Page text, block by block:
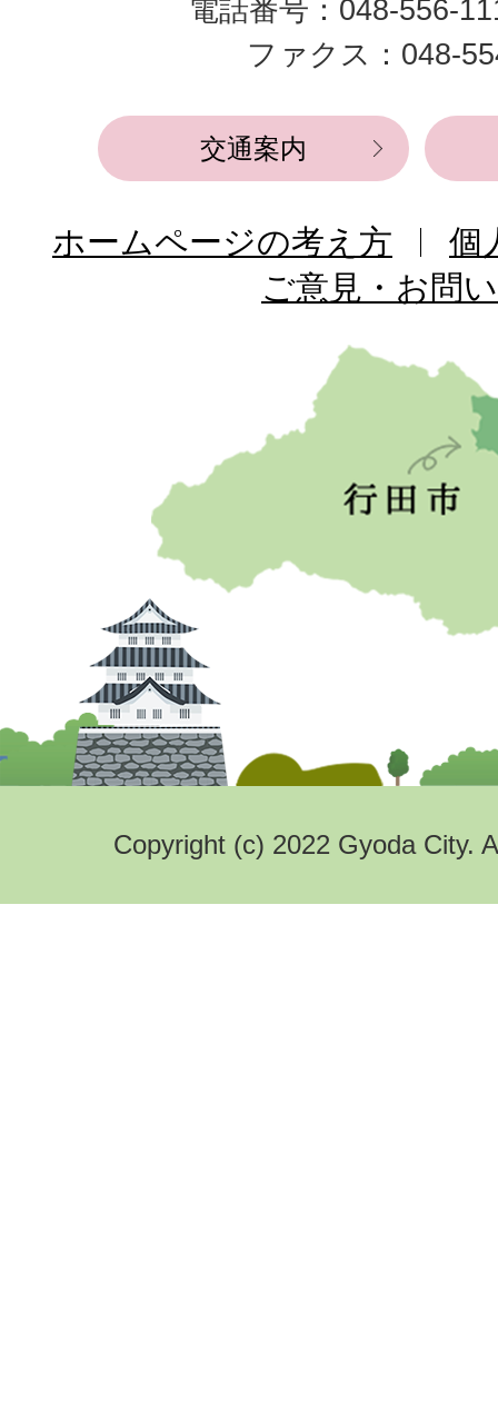
役
所
電話番号：048-556-
ファクス：048-
交通案内
ホームページの考え方
個
ご意見・お問
Copyright (c) 2022 Gyoda City.